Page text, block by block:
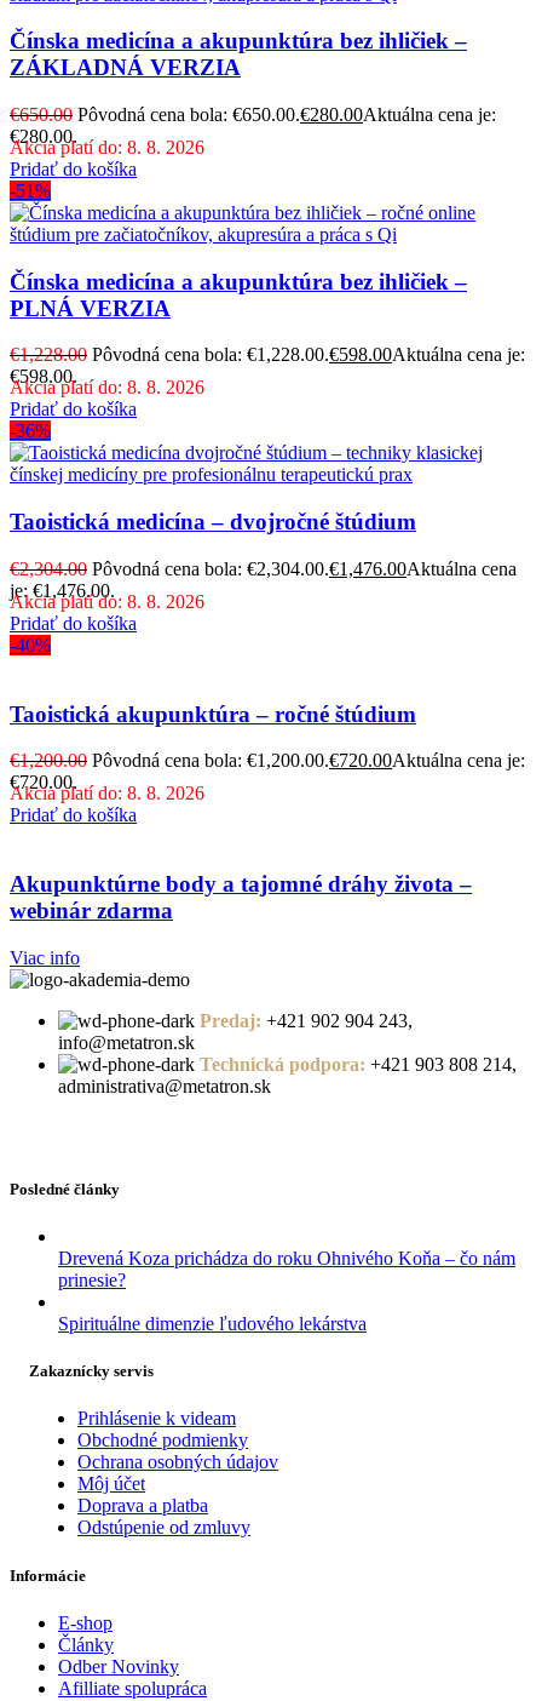
Čínska medicína a akupunktúra bez ihličiek –
ZÁKLADNÁ VERZIA
€650.00 Pôvodná cena bola: €650.00.€280.00Aktuálna cena je:
€280.00.
Akcia platí do: 8. 8. 2026
Pridať do košíka
-51%
Čínska medicína a akupunktúra bez ihličiek –
PLNÁ VERZIA
€1,228.00 Pôvodná cena bola: €1,228.00.€598.00Aktuálna cena je:
€598.00.
Akcia platí do: 8. 8. 2026
Pridať do košíka
-36%
Taoistická medicína – dvojročné štúdium
€2,304.00 Pôvodná cena bola: €2,304.00.€1,476.00Aktuálna cena
je: €1,476.00.
Akcia platí do: 8. 8. 2026
Pridať do košíka
-40%
Taoistická akupunktúra – ročné štúdium
€1,200.00 Pôvodná cena bola: €1,200.00.€720.00Aktuálna cena je:
€720.00.
Akcia platí do: 8. 8. 2026
Pridať do košíka
Akupunktúrne body a tajomné dráhy života –
webinár zdarma
Viac info
Predaj: +421 902 904 243,
info@metatron.sk
Technická podpora: +421 903 808 214,
administrativa@metatron.sk
Posledné články
Drevená Koza prichádza do roku Ohnivého Koňa – čo nám
prinesie?
Spirituálne dimenzie ľudového lekárstva
Zakaznícky servis
Prihlásenie k videam
Obchodné podmienky
Ochrana osobných údajov
Môj účet
Doprava a platba
Odstúpenie od zmluvy
Informácie
E-shop
Články
Odber Novinky
Afilliate spolupráca